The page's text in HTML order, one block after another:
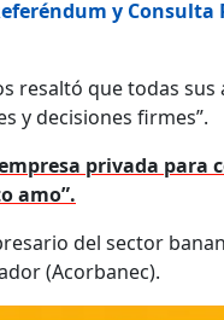
y
resaltó que todas
y decisiones firmes”.
privada
amo”.
del sector
(Acorbanec).